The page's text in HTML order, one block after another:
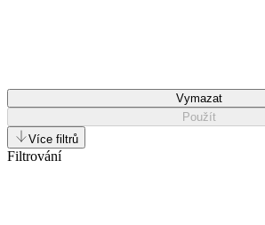
Vymazat
Použít
Více filtrů
Filtrování